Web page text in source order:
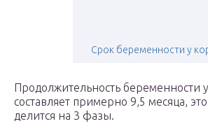
Срок беременности у
Продолжительность беременности
составляет примерно 9,5 месяца,
делится на 3 фазы.